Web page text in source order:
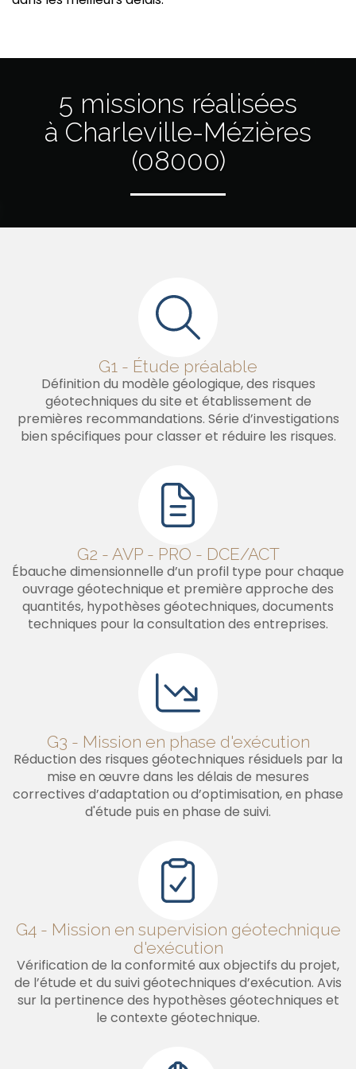
5 missions réalisées
à Charleville-Mézières
(08000)
G1 - Étude préalable
Définition du modèle géologique, des risques
géotechniques du site et établissement de
premières recommandations. Série d’investigations
bien spécifiques pour classer et réduire les risques.
G2 - AVP - PRO - DCE/ACT
Ébauche dimensionnelle d’un profil type pour chaque
ouvrage géotechnique et première approche des
quantités, hypothèses géotechniques, documents
techniques pour la consultation des entreprises.
G3 - Mission en phase d'exécution
Réduction des risques géotechniques résiduels par la
mise en œuvre dans les délais de mesures
correctives d’adaptation ou d’optimisation, en phase
d'étude puis en phase de suivi.
G4 - Mission en supervision géotechnique
d'exécution
Vérification de la conformité aux objectifs du projet,
de l’étude et du suivi géotechniques d’exécution. Avis
sur la pertinence des hypothèses géotechniques et
le contexte géotechnique.